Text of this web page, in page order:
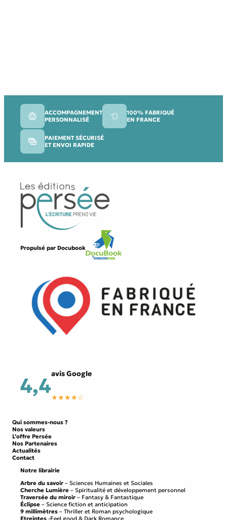
ACCOMPAGNEMENT
PERSONNALISÉ
100% FABRIQUÉ
EN FRANCE
PAIEMENT SÉCURISÉ
ET ENVOI RAPIDE
Propulsé par Docubook
4,4avis Google
★★★★☆
Qui sommes-nous ?
Nos valeurs
L’offre Persée
Nos Partenaires
Actualités
Contact
Notre librairie
Arbre du savoir – Sciences Humaines et Sociales
Cherche Lumière – Spiritualité et développement personnel
Traversée du miroir – Fantasy & Fantastique
Éclipse – Science fiction et anticipation
9 millimètres – Thriller et Roman psychologique
Etreintes -Feel good & Dark Romance